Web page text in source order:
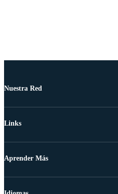
Nuestra Red
Links
Aprender Más